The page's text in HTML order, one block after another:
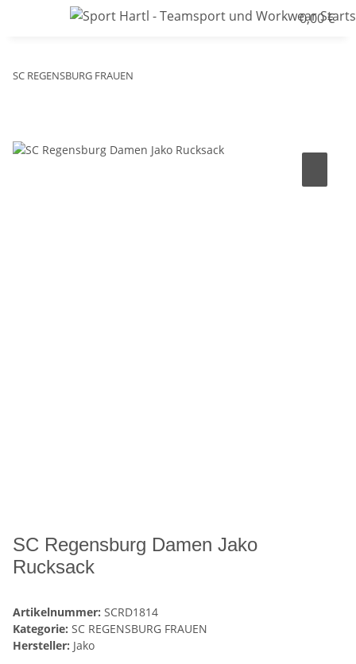
0,00 €
SC REGENSBURG FRAUEN
SC Regensburg Damen Jako
Rucksack
Artikelnummer: SCRD1814
Kategorie: SC REGENSBURG FRAUEN
Hersteller: Jako